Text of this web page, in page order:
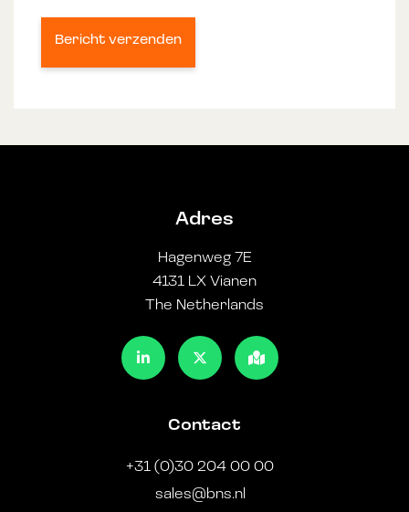
Bericht verzenden
Adres
Hagenweg 7E
4131 LX Vianen
The Netherlands
Contact
+31 (0)30 204 00 00
sales@bns.nl